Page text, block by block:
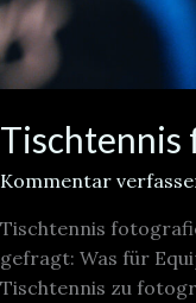
Tischtennis
Kommentar
Tischtennis
gefragt: Was für
Tischtennis zu